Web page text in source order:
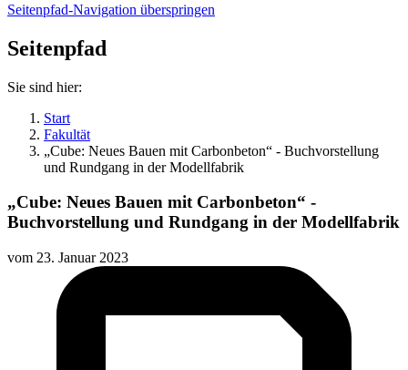
Seitenpfad-Navigation überspringen
Seitenpfad
Sie sind hier:
Start
Fakultät
„Cube: Neues Bauen mit Carbonbeton“ - Buchvorstellung
und Rundgang in der Modellfabrik
„Cube: Neues Bauen mit Carbonbeton“ -
Buchvorstellung und Rundgang in der Modellfabrik
vom 23. Januar 2023